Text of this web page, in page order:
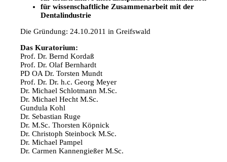
für wissenschaftliche Zusammenarbeit mit der
Dentalindustrie
Die Gründung: 24.10.2011 in Greifswald
Das Kuratorium:
Prof. Dr. Bernd Kordaß
Prof. Dr. Olaf Bernhardt
PD OA Dr. Torsten Mundt
Prof. Dr. Dr. h.c. Georg Meyer
Dr. Michael Schlotmann M.Sc.
Dr. Michael Hecht M.Sc.
Gundula Kohl
Dr. Sebastian Ruge
Dr. M.Sc. Thorsten Köpnick
Dr. Christoph Steinbock M.Sc.
Dr. Michael Pampel
Dr. Carmen Kannengießer M.Sc.